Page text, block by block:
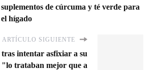
suplementos de cúrcuma y té verde para
el hígado
ARTÍCULO SIGUIENTE
intentar asfixiar a su
trataban mejor que a